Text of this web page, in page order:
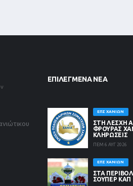
ΕΠΙΛΕΓΜΈΝΑ ΝΈΑ
ΕΠΣ ΧΑΝΊΩΝ
ΣΤΗ ΛΈΣΧΗ
ΦΡΟΥΡΆΣ
ΚΛΗΡΏΣΕΙΣ
ΠΕΜ 6 ΑΥΓ 2026
ΕΠΣ ΧΑΝΊΩΝ
ΣΤΑ
ΣΟΥΠΕΡ ΚΑΠ